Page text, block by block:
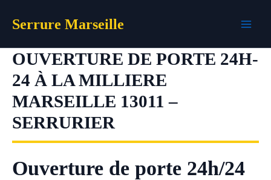
Serrure Marseille
OUVERTURE DE PORTE 24H-
24 À LA MILLIERE
MARSEILLE 13011 –
SERRURIER
Ouverture de porte 24h/24